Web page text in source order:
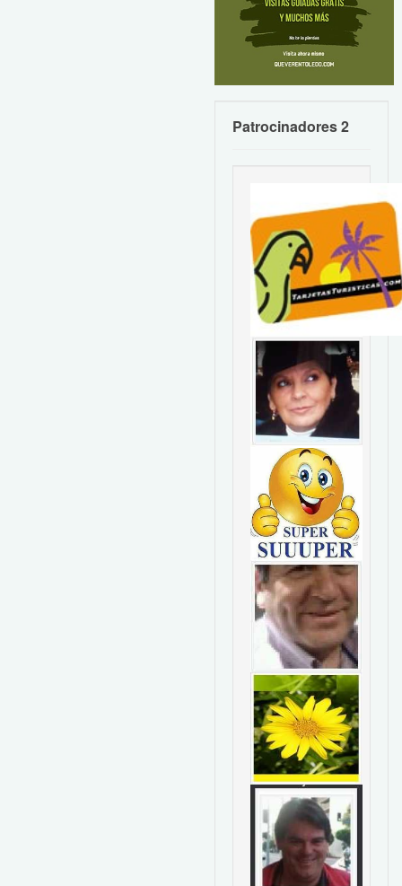
Patrocinadores 2